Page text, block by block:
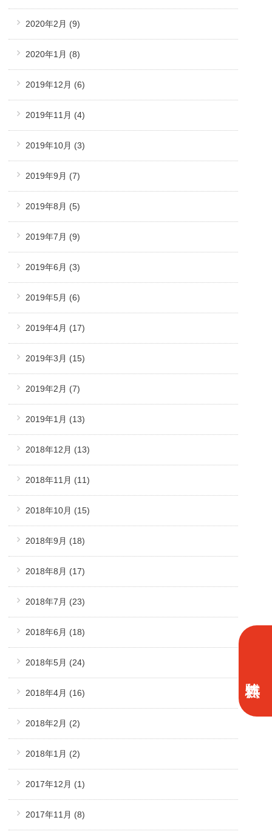
2020年2月 (9)
2020年1月 (8)
2019年12月 (6)
2019年11月 (4)
2019年10月 (3)
2019年9月 (7)
2019年8月 (5)
2019年7月 (9)
2019年6月 (3)
2019年5月 (6)
2019年4月 (17)
2019年3月 (15)
2019年2月 (7)
2019年1月 (13)
2018年12月 (13)
2018年11月 (11)
2018年10月 (15)
2018年9月 (18)
2018年8月 (17)
2018年7月 (23)
2018年6月 (18)
2018年5月 (24)
2018年4月 (16)
2018年2月 (2)
2018年1月 (2)
2017年12月 (1)
2017年11月 (8)